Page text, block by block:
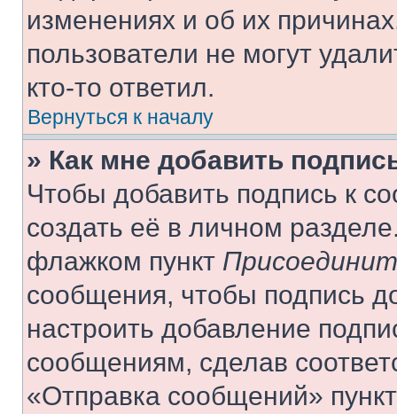
изменениях и об их
пользователи не могут
кто-то ответил.
Вернуться к началу
» Как мне добавить
Чтобы добавить подпись к
создать её в личном
флажком пункт
сообщения, чтобы подпись
настроить добавление
сообщениям, сделав
«Отправка сообщений»